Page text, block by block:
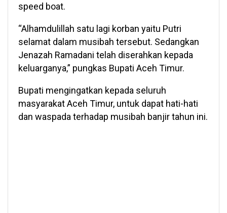
speed boat.
“Alhamdulillah satu lagi korban yaitu Putri
selamat dalam musibah tersebut. Sedangkan
Jenazah Ramadani telah diserahkan kepada
keluarganya,” pungkas Bupati Aceh Timur.
Bupati mengingatkan kepada seluruh
masyarakat Aceh Timur, untuk dapat hati-hati
dan waspada terhadap musibah banjir tahun ini.